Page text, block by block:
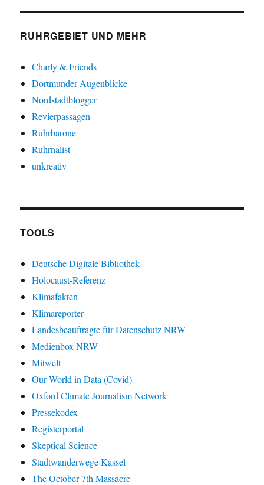
RUHRGEBIET UND MEHR
Charly & Friends
Dortmunder Augenblicke
Nordstadtblogger
Revierpassagen
Ruhrbarone
Ruhrnalist
unkreativ
TOOLS
Deutsche Digitale Bibliothek
Holocaust-Referenz
Klimafakten
Klimareporter
Landesbeauftragte für Datenschutz NRW
Medienbox NRW
Mitwelt
Our World in Data (Covid)
Oxford Climate Journalism Network
Pressekodex
Registerportal
Skeptical Science
Stadtwanderwege Kassel
The October 7th Massacre